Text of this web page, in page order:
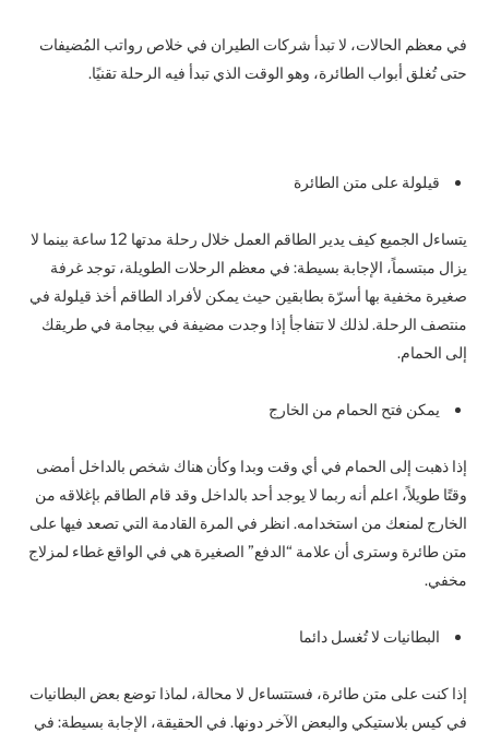
في معظم الحالات، لا تبدأ شركات الطيران في خلاص رواتب المُضيفات
حتى تُغلق أبواب الطائرة، وهو الوقت الذي تبدأ فيه الرحلة تقنيًا.
قيلولة على متن الطائرة
يتساءل الجميع كيف يدير الطاقم العمل خلال رحلة مدتها 12 ساعة بينما لا
يزال مبتسماً، الإجابة بسيطة: في معظم الرحلات الطويلة، توجد غرفة
صغيرة مخفية بها أسرّة بطابقين حيث يمكن لأفراد الطاقم أخذ قيلولة في
منتصف الرحلة. لذلك لا تتفاجأ إذا وجدت مضيفة في بيجامة في طريقك
إلى الحمام.
يمكن فتح الحمام من الخارج
إذا ذهبت إلى الحمام في أي وقت وبدا وكأن هناك شخص بالداخل أمضى
وقتًا طويلاً، اعلم أنه ربما لا يوجد أحد بالداخل وقد قام الطاقم بإغلاقه من
الخارج لمنعك من استخدامه. انظر في المرة القادمة التي تصعد فيها على
متن طائرة وسترى أن علامة “الدفع” الصغيرة هي في الواقع غطاء لمزلاج
مخفي.
البطانيات لا تُغسل دائما
إذا كنت على متن طائرة، فستتساءل لا محالة، لماذا توضع بعض البطانيات
في كيس بلاستيكي والبعض الآخر دونها. في الحقيقة، الإجابة بسيطة: في